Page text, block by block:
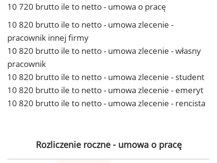
10 720 brutto ile to netto - umowa o pracę
10 820 brutto ile to netto - umowa zlecenie -
pracownik innej firmy
10 820 brutto ile to netto - umowa zlecenie - własny
pracownik
10 820 brutto ile to netto - umowa zlecenie - student
10 820 brutto ile to netto - umowa zlecenie - emeryt
10 820 brutto ile to netto - umowa zlecenie - rencista
Rozliczenie roczne - umowa o pracę